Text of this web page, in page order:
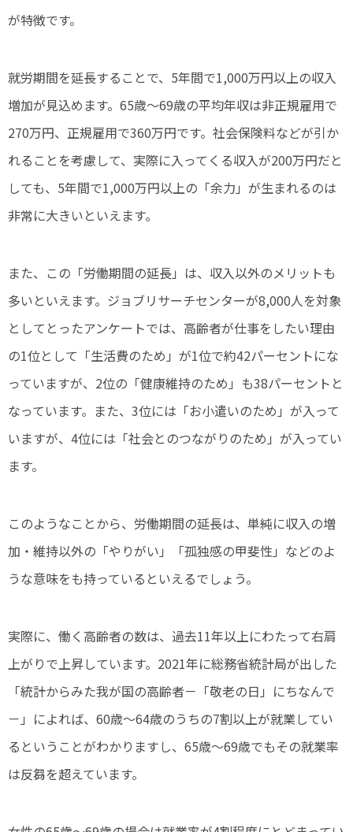
が特徴です。
就労期間を延長することで、5年間で1,000万円以上の収入
増加が見込めます。65歳～69歳の平均年収は非正規雇用で
270万円、正規雇用で360万円です。社会保険料などが引か
れることを考慮して、実際に入ってくる収入が200万円だと
しても、5年間で1,000万円以上の「余力」が生まれるのは
非常に大きいといえます。
また、この「労働期間の延長」は、収入以外のメリットも
多いといえます。ジョブリサーチセンターが8,000人を対象
としてとったアンケートでは、高齢者が仕事をしたい理由
の1位として「生活費のため」が1位で約42パーセントにな
っていますが、2位の「健康維持のため」も38パーセントと
なっています。また、3位には「お小遣いのため」が入って
いますが、4位には「社会とのつながりのため」が入ってい
ます。
このようなことから、労働期間の延長は、単純に収入の増
加・維持以外の「やりがい」「孤独感の甲斐性」などのよ
うな意味をも持っているといえるでしょう。
実際に、働く高齢者の数は、過去11年以上にわたって右肩
上がりで上昇しています。2021年に総務省統計局が出した
「統計からみた我が国の高齢者－「敬老の日」にちなんで
－」によれば、60歳～64歳のうちの7割以上が就業してい
るということがわかりますし、65歳～69歳でもその就業率
は反芻を超えています。